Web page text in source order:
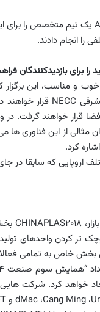
یک تیم متخصص را برای
را انجام دادند.
را برای بازدیدکنندگان
خوب و مناسب، این
NECC قرار
قرار خواهند گرفت. در
مثالی از این فناوری
کرد.
اروپایی که سابقا در
CHINAPLAS2018
تر کردن واحدهای
خواهد کرد. شرکت
، Cang Ming، dMac و